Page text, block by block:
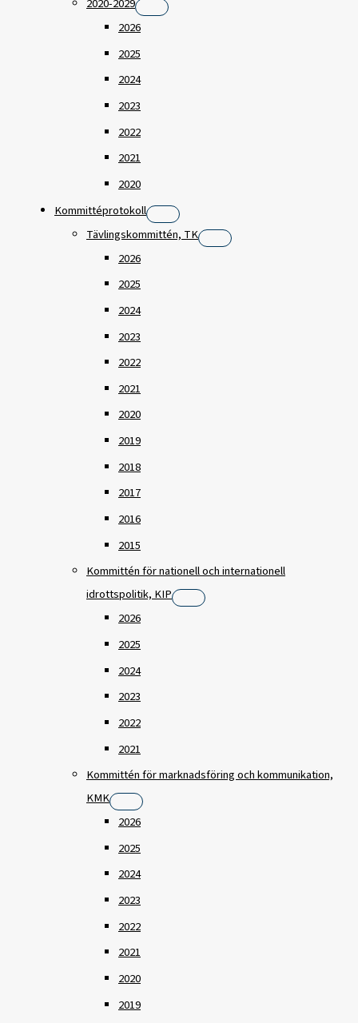
2020-2029
2026
2025
2024
2023
2022
2021
2020
Kommittéprotokoll
Tävlingskommittén, TK
2026
2025
2024
2023
2022
2021
2020
2019
2018
2017
2016
2015
Kommittén för nationell och internationell
idrottspolitik, KIP
2026
2025
2024
2023
2022
2021
Kommittén för marknadsföring och kommunikation,
KMK
2026
2025
2024
2023
2022
2021
2020
2019